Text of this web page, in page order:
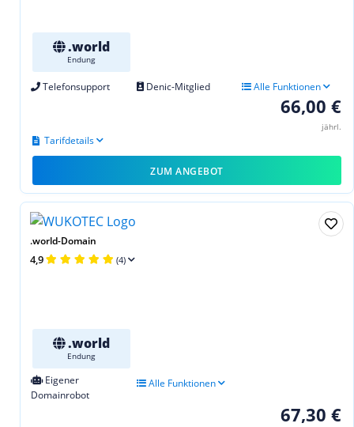
.world
Endung
Telefonsupport Denic-Mitglied Alle Funktionen
66,00 €
jährl.
Tarifdetails
ZUM ANGEBOT
.world-Domain
4,9 (4)
.world
Endung
Eigener
Domainrobot
Alle Funktionen
67,30 €